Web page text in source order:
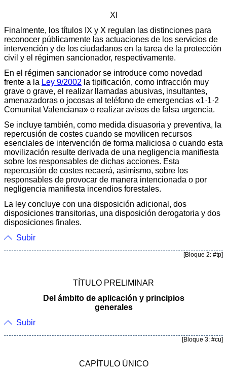
XI
Finalmente, los títulos IX y X regulan las distinciones para
reconocer públicamente las actuaciones de los servicios de
intervención y de los ciudadanos en la tarea de la protección
civil y el régimen sancionador, respectivamente.
En el régimen sancionador se introduce como novedad
frente a la Ley 9/2002 la tipificación, como infracción muy
grave o grave, el realizar llamadas abusivas, insultantes,
amenazadoras o jocosas al teléfono de emergencias «1·1·2
Comunitat Valenciana» o realizar avisos de falsa urgencia.
Se incluye también, como medida disuasoria y preventiva, la
repercusión de costes cuando se movilicen recursos
esenciales de intervención de forma maliciosa o cuando esta
movilización resulte derivada de una negligencia manifiesta
sobre los responsables de dichas acciones. Esta
repercusión de costes recaerá, asimismo, sobre los
responsables de provocar de manera intencionada o por
negligencia manifiesta incendios forestales.
La ley concluye con una disposición adicional, dos
disposiciones transitorias, una disposición derogatoria y dos
disposiciones finales.
Subir
[Bloque 2: #tp]
TÍTULO PRELIMINAR
Del ámbito de aplicación y principios
generales
Subir
[Bloque 3: #cu]
CAPÍTULO ÚNICO